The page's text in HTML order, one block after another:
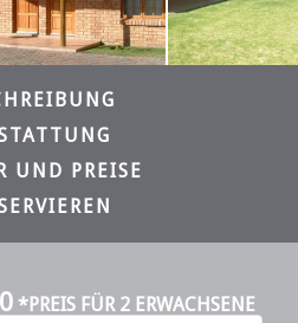
UND PREISE
*PREIS FÜR 2 ERWACHSENE